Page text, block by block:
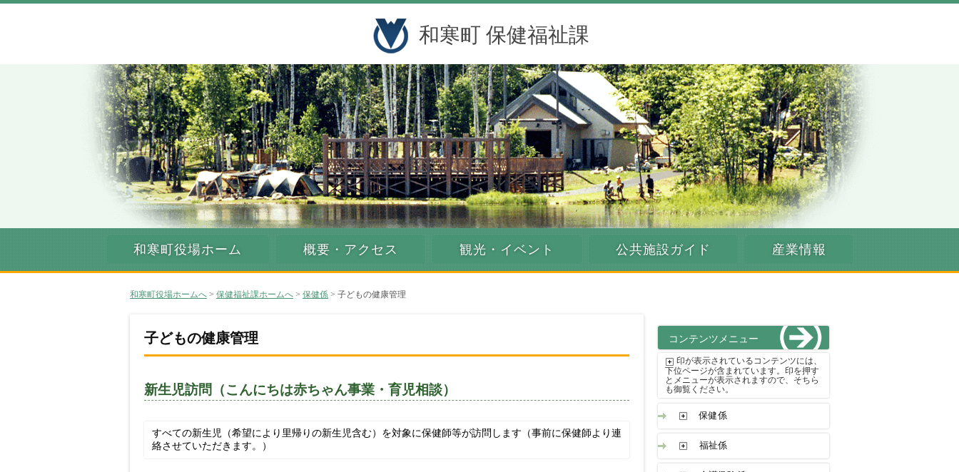
和寒町 保健福祉課
和寒町役場ホーム 概要・アクセス 観光・イベント 公共施設ガイド 産業情報
和寒町役場ホームへ > 保健福祉課ホームへ > 保健係 > 子どもの健康管理
子どもの健康管理
新生児訪問（こんにちは赤ちゃん事業・育児相談）
すべての新生児（希望により里帰りの新生児含む）を対象に保健師等が訪問します（事前に保健師より連
絡させていただきます。）
コンテンツメニュー
印が表示されているコンテンツには、
下位ページが含まれています。印を押す
とメニューが表示されますので、そちら
も御覧ください。
保健係
福祉係